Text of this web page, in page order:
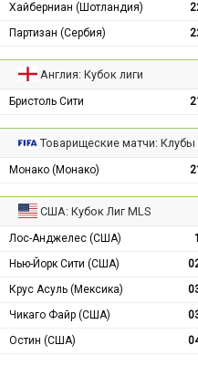
Хайберниан (Шотландия)
Партизан (Сербия)
Англия: Кубок лиги
Бристоль Сити
Товарищеские матчи: Клубы
Монако (Монако)
США: Кубок Лиг MLS
Лос-Анджелес (США)
Нью-Йорк Сити (США)
Крус Асуль (Мексика)
Чикаго Файр (США)
Остин (США)